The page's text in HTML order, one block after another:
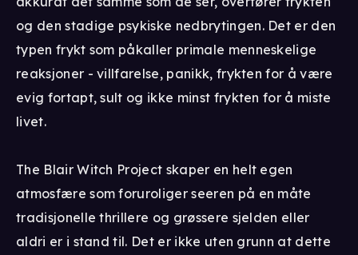
og den stadige psykiske nedbrytingen. Det er den
typen frykt som påkaller primale menneskelige
reaksjoner - villfarelse, panikk, frykten for å være
evig fortapt, sult og ikke minst frykten for å miste
livet.
The Blair Witch Project skaper en helt egen
atmosfære som foruroliger seeren på en måte
tradisjonelle thrillere og grøssere sjelden eller
aldri er i stand til. Det er ikke uten grunn at dette